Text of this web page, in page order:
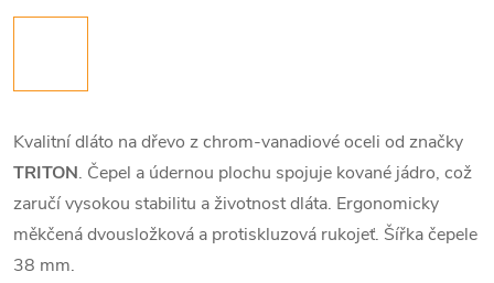
Kvalitní dláto na dřevo z chrom-vanadiové oceli od značky
TRITON. Čepel a údernou plochu spojuje kované jádro, což
zaručí vysokou stabilitu a životnost dláta. Ergonomicky
měkčená dvousložková a protiskluzová rukojeť. Šířka čepele
38 mm.